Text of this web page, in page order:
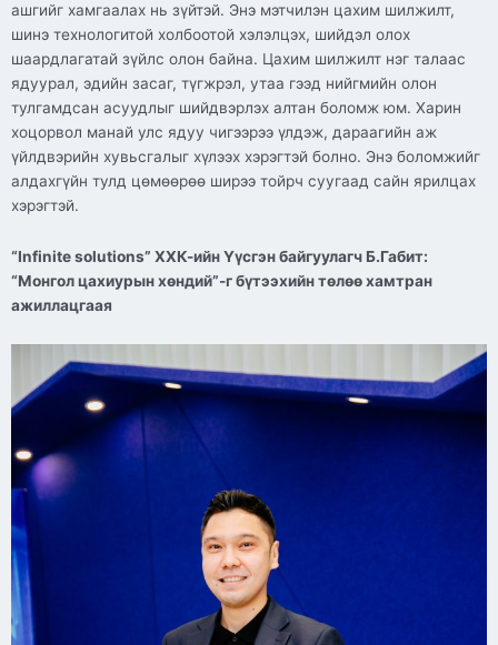
ашгийг хамгаалах нь зүйтэй. Энэ мэтчилэн цахим шилжилт,
шинэ технологитой холбоотой хэлэлцэх, шийдэл олох
шаардлагатай зүйлс олон байна. Цахим шилжилт нэг талаас
ядуурал, эдийн засаг, түгжрэл, утаа гээд нийгмийн олон
тулгамдсан асуудлыг шийдвэрлэх алтан боломж юм. Харин
хоцорвол манай улс ядуу чигээрээ үлдэж, дараагийн аж
үйлдвэрийн хувьсгалыг хүлээх хэрэгтэй болно. Энэ боломжийг
алдахгүйн тулд цөмөөрөө ширээ тойрч суугаад сайн ярилцах
хэрэгтэй.
“Infinite solutions” ХХК-ийн Үүсгэн байгуулагч Б.Габит:
“Монгол цахиурын хөндий”-г бүтээхийн төлөө хамтран
ажиллацгаая